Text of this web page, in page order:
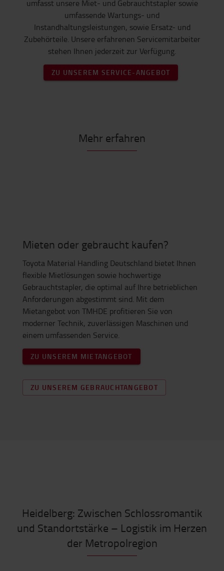
umfasst unsere Miet- und Gebrauchtstapler sowie
umfassende Wartungs- und
Instandhaltungsleistungen, sowie Ersatz- und
Zubehörteile. Unsere erfahrenen Servicemitarbeiter
stehen Ihnen jederzeit zur Verfügung.
ZU UNSEREM SERVICE-ANGEBOT
Mehr erfahren
Mieten oder gebraucht kaufen?
Toyota Material Handling Deutschland bietet Ihnen
flexible Mietlösungen sowie hochwertige
Gebrauchtstapler, die optimal auf Ihre betrieblichen
Anforderungen abgestimmt sind. Mit dem
Mietangebot von TMHDE profitieren Sie von
moderner Technik, zuverlässigen Maschinen und
einem umfassenden Service.
ZU UNSEREM MIETANGEBOT
ZU UNSEREM GEBRAUCHTANGEBOT
Heidelberg: Zwischen Schlossromantik
und Standortstärke – Logistik im Herzen
der Metropolregion